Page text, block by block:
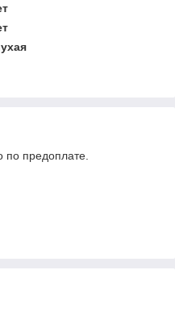
по предоплате.